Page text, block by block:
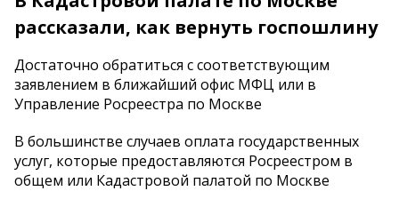
рассказали, как вернуть госпошлину
Достаточно обратиться с соответствующим
заявлением в ближайший офис МФЦ или в
Управление Росреестра по Москве
В большинстве случаев оплата государственных
услуг, которые предоставляются Росреестром в
общем или Кадастровой палатой по Москве